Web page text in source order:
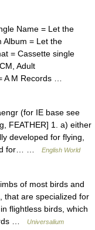
Name = Let the
Album = Let the
= Cassette single
Adult
A M Records …
(for IE base see
FEATHER] 1. a) either
developed for flying,
for… …
English World
of most birds and
that are specialized for
flightless birds, which
…
Universalium